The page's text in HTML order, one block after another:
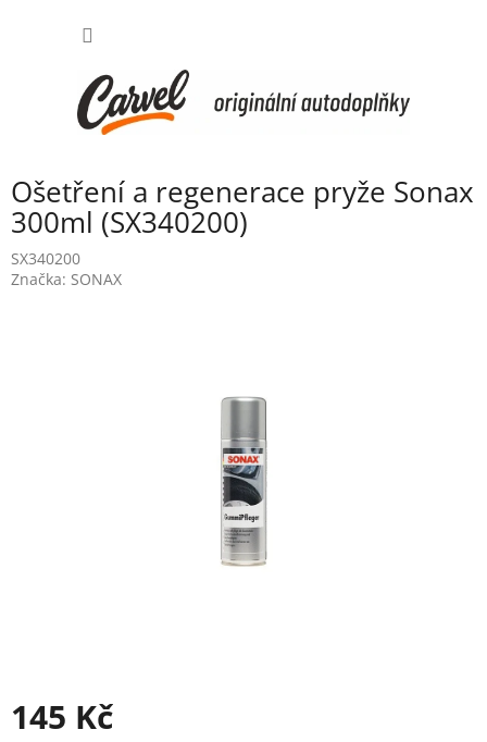
Ošetření a regenerace pryže Sonax
300ml (SX340200)
SX340200
Značka: SONAX
145 Kč